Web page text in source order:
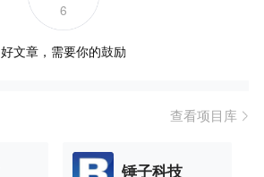
6
好文章，需要你的鼓励
查看项目库
锤子科技